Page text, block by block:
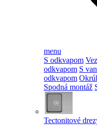
menu
S odkvapom
odkvapom S
odkvapom
Spodná montáž
Tectonitové